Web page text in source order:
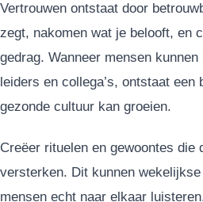
Vertrouwen ontstaat door
zegt, nakomen wat je belooft, en
gedrag. Wanneer mensen
leiders en collega’s, ontstaat een
gezonde cultuur kan groeien.
Creëer rituelen en gewoontes die
versterken. Dit kunnen
mensen echt naar elkaar